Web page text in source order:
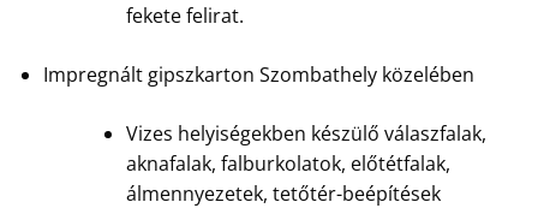
fekete felirat.
Impregnált gipszkarton Szombathely közelében
Vizes helyiségekben készülő válaszfalak,
aknafalak, falburkolatok, előtétfalak,
álmennyezetek, tetőtér-beépítések